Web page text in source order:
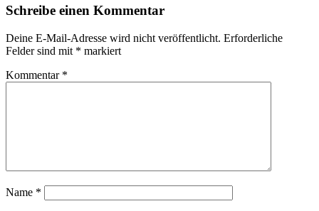
Schreibe einen Kommentar
Deine E-Mail-Adresse wird nicht veröffentlicht. Erforderliche
Felder sind mit * markiert
Kommentar *
Name *